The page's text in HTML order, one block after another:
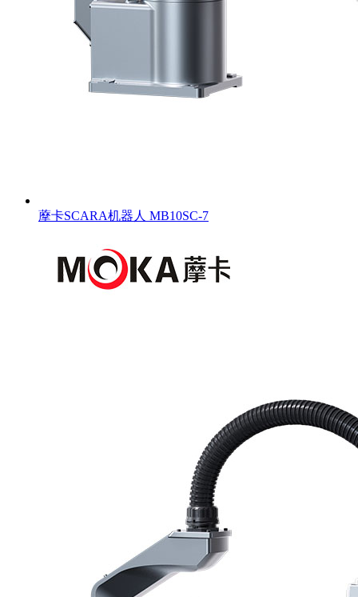
藦卡SCARA机器人 MB10SC-7